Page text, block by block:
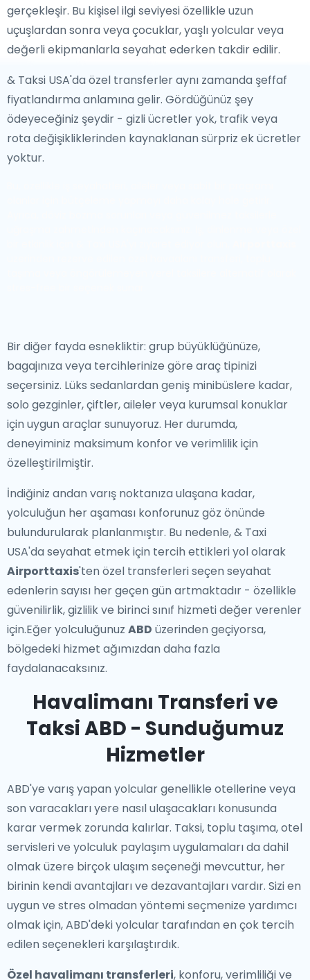
gerçekleşir. Bu kişisel ilgi seviyesi özellikle uzun
uçuşlardan sonra veya çocuklar, yaşlı yolcular veya
değerli ekipmanlarla seyahat ederken takdir edilir.
& Taksi USA'da özel transferler aynı zamanda şeffaf
fiyatlandırma anlamına gelir. Gördüğünüz şey
ödeyeceğiniz şeydir - gizli ücretler yok, trafik veya
rota değişikliklerinden kaynaklanan sürpriz ek ücretler
yoktur.
Bir diğer fayda esnekliktir: grup büyüklüğünüze,
bagajınıza veya tercihlerinize göre araç tipinizi
seçersiniz. Lüks sedanlardan geniş minibüslere kadar,
solo gezginler, çiftler, aileler veya kurumsal konuklar
için uygun araçlar sunuyoruz. Her durumda,
deneyiminiz maksimum konfor ve verimlilik için
özelleştirilmiştir.
İndiğiniz andan varış noktanıza ulaşana kadar,
yolculuğun her aşaması konforunuz göz önünde
bulundurularak planlanmıştır. Bu nedenle, & Taxi
USA'da seyahat etmek için tercih ettikleri yol olarak
Airporttaxis'ten özel transferleri seçen seyahat
edenlerin sayısı her geçen gün artmaktadır - özellikle
güvenilirlik, gizlilik ve birinci sınıf hizmeti değer verenler
için.Eğer yolculuğunuz ABD üzerinden geçiyorsa,
bölgedeki hizmet ağımızdan daha fazla
faydalanacaksınız.
Havalimanı Transferi ve
Taksi ABD - Sunduğumuz
Hizmetler
ABD'ye varış yapan yolcular genellikle otellerine veya
son varacakları yere nasıl ulaşacakları konusunda
karar vermek zorunda kalırlar. Taksi, toplu taşıma, otel
servisleri ve yolculuk paylaşım uygulamaları da dahil
olmak üzere birçok ulaşım seçeneği mevcuttur, her
birinin kendi avantajları ve dezavantajları vardır. Sizi en
uygun ve stres olmadan yöntemi seçmenize yardımcı
olmak için, ABD'deki yolcular tarafından en çok tercih
edilen seçenekleri karşılaştırdık.
Özel havalimanı transferleri, konforu, verimliliği ve